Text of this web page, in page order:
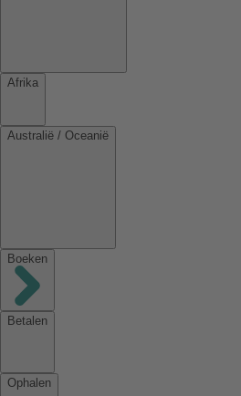
Afrika
Australië / Oceanië
Boeken
Betalen
Ophalen